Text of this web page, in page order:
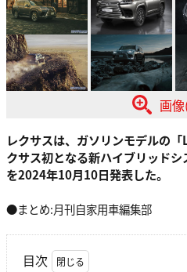
画
レクサスは、ガソリンモデルの
クサス初となる新ハイブリッド
を2024年10月10日発表した。
●まとめ:月刊自家用車編集部
目次